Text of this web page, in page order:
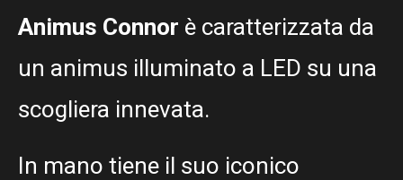
Animus Connor è caratterizzata da
un animus illuminato a LED su una
scogliera innevata.
In mano tiene il suo iconico